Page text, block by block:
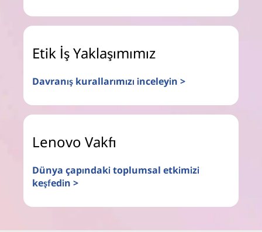
Etik İş Yaklaşımımız
Davranış kurallarımızı inceleyin >
Lenovo Vakfı
Dünya çapındaki toplumsal etkimizi
keşfedin >